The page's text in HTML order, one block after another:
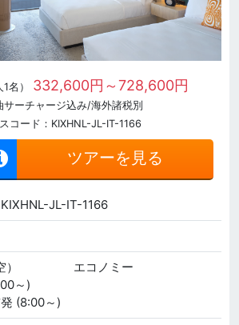
名） 332,600円～728,600円
サーチャージ込み/海外諸税別
コード：KIXHNL-JL-IT-1166
ツアーを見る
JL-IT-1166
エコノミー
～)
(8:00～)